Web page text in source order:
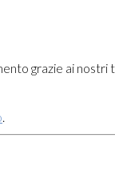
grazie ai
.